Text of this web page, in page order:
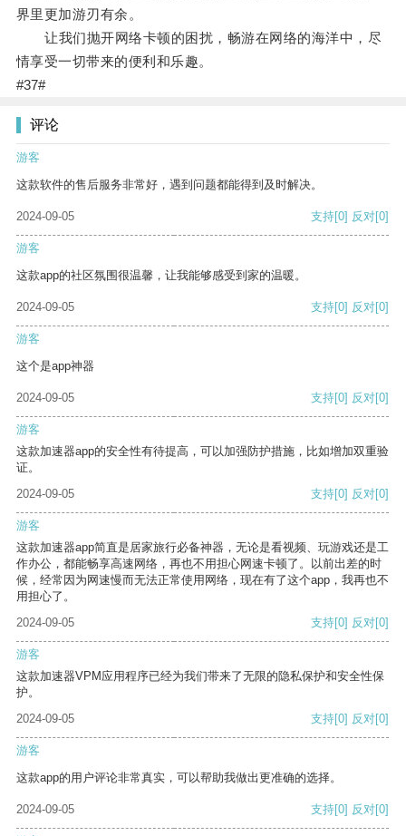
界里更加游刃有余。
让我们抛开网络卡顿的困扰，畅游在网络的海洋中，尽
情享受一切带来的便利和乐趣。
#37#
评论
游客
这款软件的售后服务非常好，遇到问题都能得到及时解决。
2024-09-05 支持[0] 反对[0]
游客
这款app的社区氛围很温馨，让我能够感受到家的温暖。
2024-09-05 支持[0] 反对[0]
游客
这个是app神器
2024-09-05 支持[0] 反对[0]
游客
这款加速器app的安全性有待提高，可以加强防护措施，比如增加双重验
证。
2024-09-05
支持[0] 反对[0]
游客
这款加速器app简直是居家旅行必备神器，无论是看视频、玩游戏还是工
作办公，都能畅享高速网络，再也不用担心网速卡顿了。以前出差的时
候，经常因为网速慢而无法正常使用网络，现在有了这个app，我再也不
用担心了。
2024-09-05
支持[0] 反对[0]
游客
这款加速器VPM应用程序已经为我们带来了无限的隐私保护和安全性保
护。
2024-09-05
支持[0] 反对[0]
游客
这款app的用户评论非常真实，可以帮助我做出更准确的选择。
2024-09-05 支持[0] 反对[0]